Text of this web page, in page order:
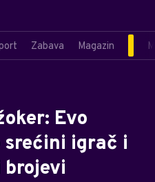
Zabava Magazin
Evo
srećini igrač i